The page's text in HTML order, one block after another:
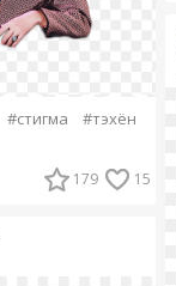
#стигма
#тэхён
179 15